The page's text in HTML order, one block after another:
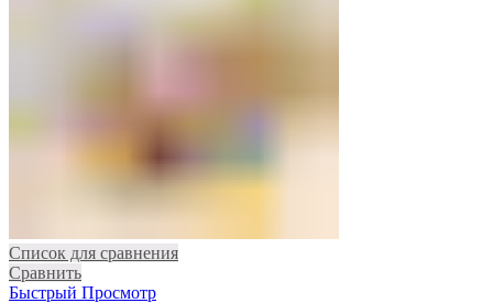
Список для сравнения
Сравнить
Быстрый Просмотр